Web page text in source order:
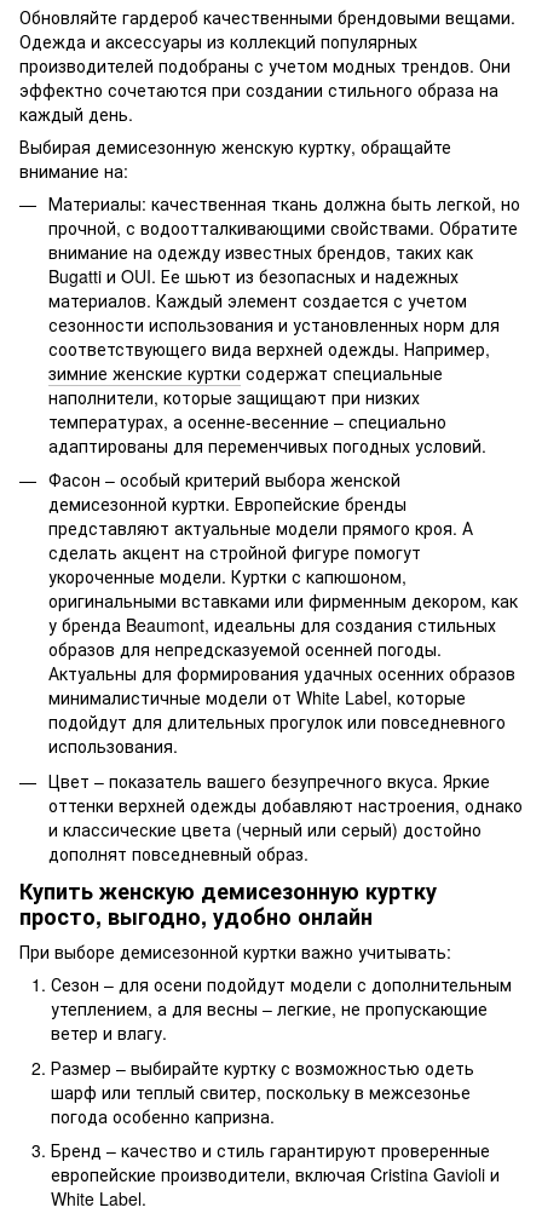
Обновляйте гардероб качественными брендовыми вещами.
Одежда и аксессуары из коллекций популярных
производителей подобраны с учетом модных трендов. Они
эффектно сочетаются при создании стильного образа на
каждый день.
Выбирая демисезонную женскую куртку, обращайте
внимание на:
Материалы: качественная ткань должна быть легкой, но
прочной, с водоотталкивающими свойствами. Обратите
внимание на одежду известных брендов, таких как
Bugatti и OUI. Ее шьют из безопасных и надежных
материалов. Каждый элемент создается с учетом
сезонности использования и установленных норм для
соответствующего вида верхней одежды. Например,
зимние женские куртки содержат специальные
наполнители, которые защищают при низких
температурах, а осенне-весенние – специально
адаптированы для переменчивых погодных условий.
Фасон – особый критерий выбора женской
демисезонной куртки. Европейские бренды
представляют актуальные модели прямого кроя. А
сделать акцент на стройной фигуре помогут
укороченные модели. Куртки с капюшоном,
оригинальными вставками или фирменным декором, как
у бренда Beaumont, идеальны для создания стильных
образов для непредсказуемой осенней погоды.
Актуальны для формирования удачных осенних образов
минималистичные модели от White Label, которые
подойдут для длительных прогулок или повседневного
использования.
Цвет – показатель вашего безупречного вкуса. Яркие
оттенки верхней одежды добавляют настроения, однако
и классические цвета (черный или серый) достойно
дополнят повседневный образ.
Купить женскую демисезонную куртку
просто, выгодно, удобно онлайн
При выборе демисезонной куртки важно учитывать:
Сезон – для осени подойдут модели с дополнительным
утеплением, а для весны – легкие, не пропускающие
ветер и влагу.
Размер – выбирайте куртку с возможностью одеть
шарф или теплый свитер, поскольку в межсезонье
погода особенно капризна.
Бренд – качество и стиль гарантируют проверенные
европейские производители, включая Cristina Gavioli и
White Label.